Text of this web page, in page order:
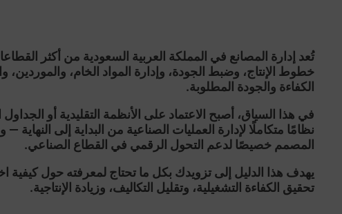
تُعد إدارة المصانع في المملكة العربية السعودية من أكثر
خطوط الإنتاج، وضبط الجودة، وإدارة المواد الخام، والموردين،
الكفاءة والجودة المطلوبة.
في هذا السياق، أصبح الاعتماد على الأنظمة التقليدية أو
نظامًا متكاملًا لإدارة العمليات الصناعية من البداية إلى النهاية —
المصمم خصيصًا لدعم التحول الرقمي في القطاع الصناعي.
يهدف هذا الدليل إلى تزويدك بكل ما تحتاج لمعرفته حول كيفية
تحقيق الكفاءة التشغيلية، وتقليل التكاليف، وزيادة الإنتاجية.